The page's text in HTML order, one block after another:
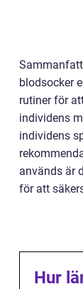
blodsocker
rutiner för
individens
individens
används är
för att
Hur